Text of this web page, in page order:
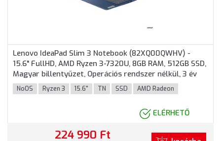
Lenovo IdeaPad Slim 3 Notebook (82XQ00QWHV) -
15.6" FullHD, AMD Ryzen 3-7320U, 8GB RAM, 512GB SSD,
Magyar billentyűzet, Operációs rendszer nélkül, 3 év
garancia, Kék színben
NoOS Ryzen 3 15.6" TN SSD AMD Radeon
ELÉRHETŐ
224 990 Ft